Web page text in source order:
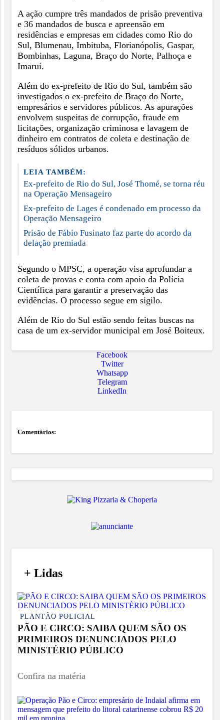
A ação cumpre três mandados de prisão preventiva
e 36 mandados de busca e apreensão em
residências e empresas em cidades como Rio do
Sul, Blumenau, Imbituba, Florianópolis, Gaspar,
Bombinhas, Laguna, Braço do Norte, Palhoça e
Imaruí.
Além do ex-prefeito de Rio do Sul, também são
investigados o ex-prefeito de Braço do Norte,
empresários e servidores públicos. As apurações
envolvem suspeitas de corrupção, fraude em
licitações, organização criminosa e lavagem de
dinheiro em contratos de coleta e destinação de
resíduos sólidos urbanos.
LEIA TAMBÉM:
Ex-prefeito de Rio do Sul, José Thomé, se torna réu
na Operação Mensageiro
Ex-prefeito de Lages é condenado em processo da
Operação Mensageiro
Prisão de Fábio Fusinato faz parte do acordo da
delação premiada
Segundo o MPSC, a operação visa aprofundar a
coleta de provas e conta com apoio da Polícia
Científica para garantir a preservação das
evidências. O processo segue em sigilo.
Além de Rio do Sul estão sendo feitas buscas na
casa de um ex-servidor municipal em José Boiteux.
Facebook
Twitter
Whatsapp
Telegram
LinkedIn
Comentários:
+ Lidas
PLANTÃO POLICIAL
PÃO E CIRCO: SAIBA QUEM SÃO OS
PRIMEIROS DENUNCIADOS PELO
MINISTÉRIO PÚBLICO
Confira na matéria